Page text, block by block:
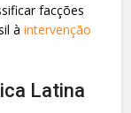
facções
àintervenção
Latina